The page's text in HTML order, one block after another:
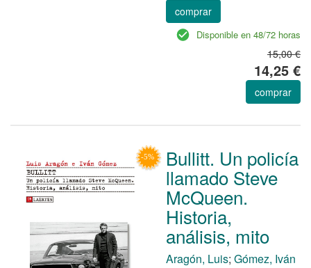
comprar
Disponible en 48/72 horas
15,00 €
14,25 €
comprar
Bullitt. Un policía
llamado Steve
McQueen.
Historia,
análisis, mito
Aragón, Luis; Gómez, Iván